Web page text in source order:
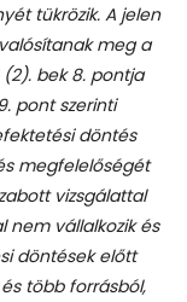
tükrözik. A jelen
meg a
(2). bek 8. pontja
pont szerinti
döntés
megfelelőségét
vizsgálattal
nem vállalkozik és
döntések előtt
több forrásból,